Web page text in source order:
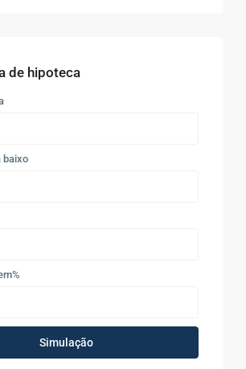
de hipoteca
baixo
Simulação